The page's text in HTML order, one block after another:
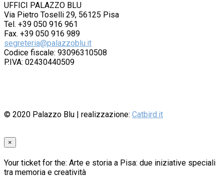
UFFICI PALAZZO BLU
Via Pietro Toselli 29, 56125 Pisa
Tel. +39 050 916 961
Fax. +39 050 916 989
segreteria@palazzoblu.it
Codice fiscale: 93096310508
P.IVA: 02430440509
© 2020 Palazzo Blu | realizzazione: Catbird.it
×
Your ticket for the: Arte e storia a Pisa: due iniziative speciali
tra memoria e creatività